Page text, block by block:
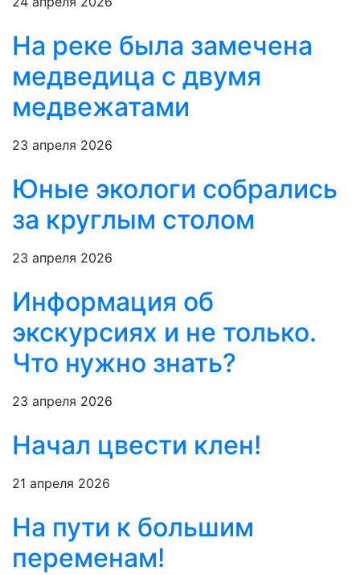
На реке была замечена
медведица с двумя
медвежатами
23 апреля 2026
Юные экологи собрались
за круглым столом
23 апреля 2026
Информация об
экскурсиях и не только.
Что нужно знать?
23 апреля 2026
Начал цвести клен!
21 апреля 2026
На пути к большим
переменам!